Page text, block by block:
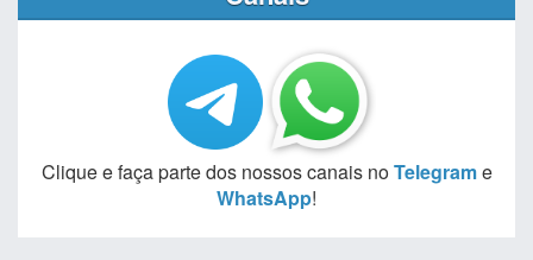
Clique e faça parte dos nossos canais noTelegrame
WhatsApp!